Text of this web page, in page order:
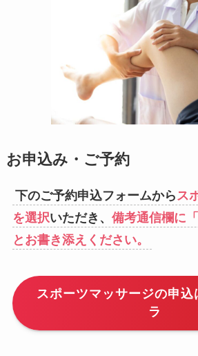
お申込み・ご予約
下のご予約申込フォームからス
を選択いただき、 備考通信欄に
とお書き添えください。
スポーツマッサージの申
ラ